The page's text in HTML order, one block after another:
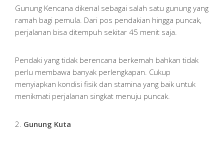
Gunung Kencana dikenal sebagai salah satu gunung yang
ramah bagi pemula. Dari pos pendakian hingga puncak,
perjalanan bisa ditempuh sekitar 45 menit saja.
Pendaki yang tidak berencana berkemah bahkan tidak
perlu membawa banyak perlengkapan. Cukup
menyiapkan kondisi fisik dan stamina yang baik untuk
menikmati perjalanan singkat menuju puncak.
2. Gunung Kuta